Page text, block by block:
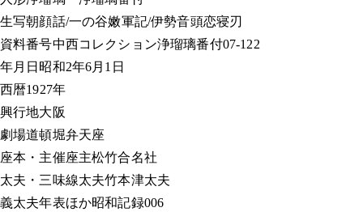
生写朝顔話/一の谷嫩軍記/伊勢音頭恋寝刃
資料番号中西コレクション浄瑠璃番付07-122
年月日 昭和2年6月1日
西暦1927年
興行地大阪
劇場道頓堀弁天座
座本・主催座主松竹合名社
太夫・三味線太夫竹本津太夫
義太夫年表ほか昭和記録006